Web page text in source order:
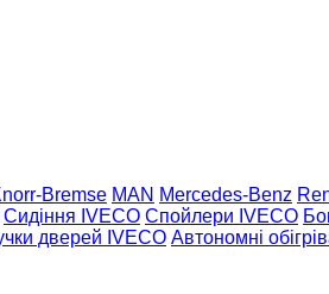
Bremse MAN Mercedes-Benz
Сидіння IVECO Спойлери IVECO
дверей IVECO Автономні